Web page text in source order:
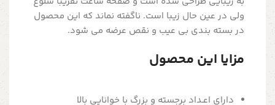
ولی در عین حال زیبا است. ناگفته نماند که این محصول
در بسته بندی بی عیب و نقص عرضه می شود.
مزایا این محصول
دارای اعـداد برجسته و بزرگ با خوانایی بالا